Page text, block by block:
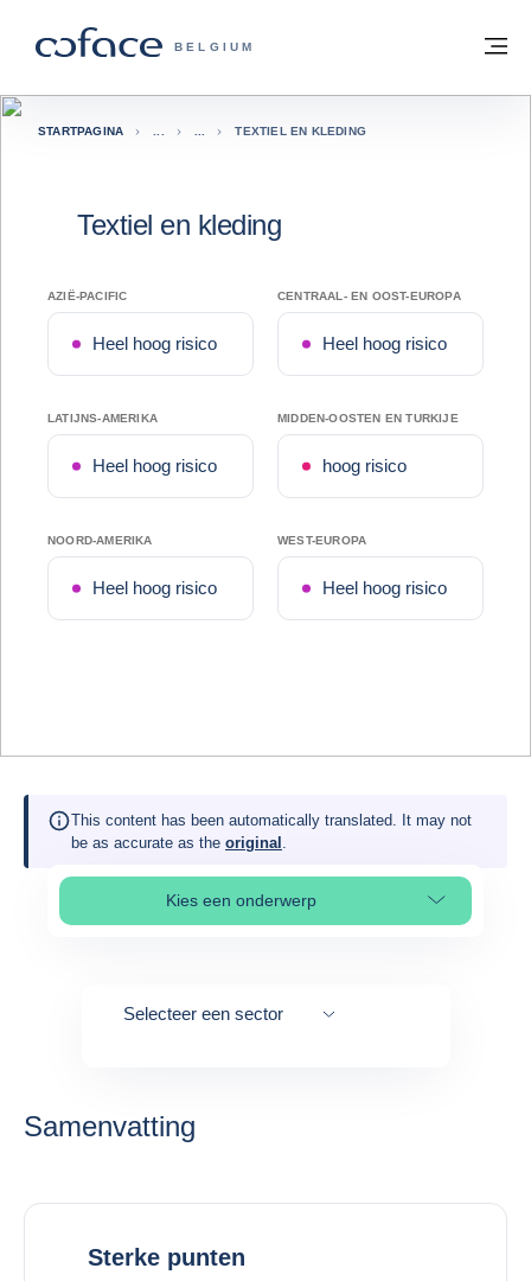
COFACE, FOR TRADE - GROEP
BELGIUM
Terug naar startpagina
STARTPAGINA TEXTIEL EN KLEDING
Textiel en kleding
AZIË-PACIFIC
Heel hoog risico
CENTRAAL- EN OOST-EUROPA
Heel hoog risico
LATIJNS-AMERIKA
Heel hoog risico
MIDDEN-OOSTEN EN TURKIJE
hoog risico
NOORD-AMERIKA
Heel hoog risico
WEST-EUROPA
Heel hoog risico
This content has been automatically translated. It may not
be as accurate as the original .
Kies een onderwerp
Select page section
Selecteer een sector
Samenvatting
Sterke punten